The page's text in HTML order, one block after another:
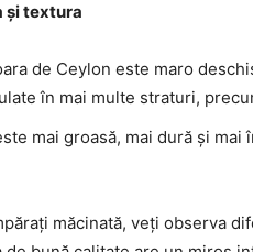
și textura
de Ceylon este maro
în mai multe straturi,
mai groasă, mai dură și mai
măcinată, veți observa